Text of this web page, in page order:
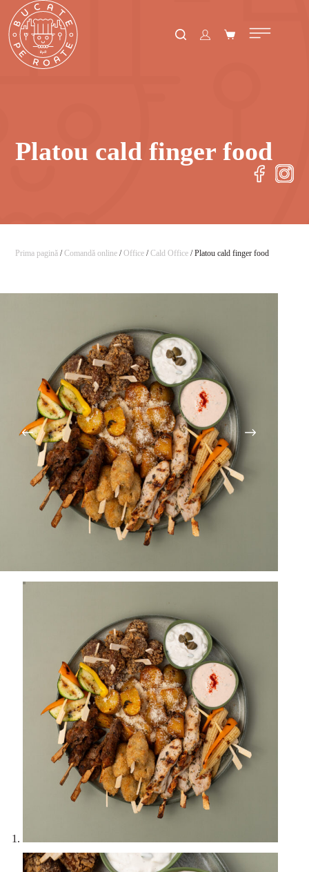
Platou cald finger food
Prima pagină /Comandă online /Office /Cald Office / Platou cald finger food